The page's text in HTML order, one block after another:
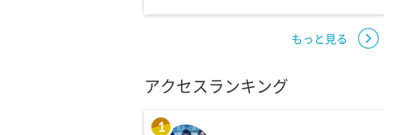
もっと見る
アクセスランキング
1